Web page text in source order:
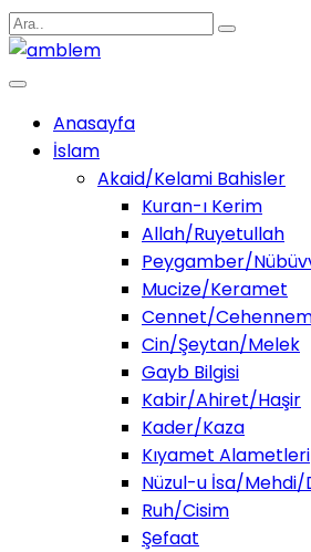
Anasayfa
İslam
Akaid/Kelami Bahisler
Kuran-ı Kerim
Allah/Ruyetullah
Peygamber/
Mucize/Keramet
Cennet/
Cin/Şeytan/Melek
Gayb Bilgisi
Kabir/Ahiret/Haşir
Kader/Kaza
Kıyamet Alametleri
Nüzul-u İsa/
Ruh/Cisim
Şefaat